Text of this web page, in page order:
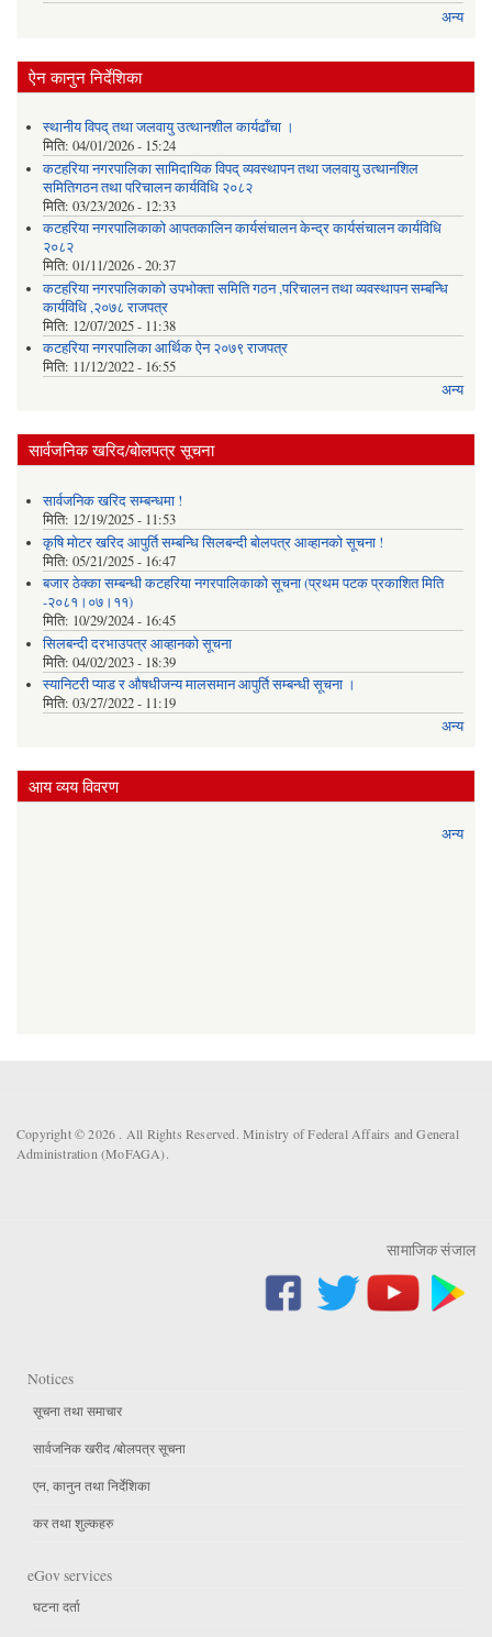
अन्य
ऐन कानुन निर्देशिका
स्थानीय विपद् तथा जलवायु उत्थानशील कार्यढाँचा ।
मिति: 04/01/2026 - 15:24
कटहरिया नगरपालिका सामिदायिक विपद् व्यवस्थापन तथा जलवायु उत्थानशिल
समितिगठन तथा परिचालन कार्यविधि २०८२
मिति: 03/23/2026 - 12:33
कटहरिया नगरपालिकाको आपतकालिन कार्यसंचालन केन्द्र कार्यसंचालन कार्यविधि
२०८२
मिति: 01/11/2026 - 20:37
कटहरिया नगरपालिकाको उपभोक्ता समिति गठन ,परिचालन तथा व्यवस्थापन सम्बन्धि
कार्यविधि ,२०७८ राजपत्र
मिति: 12/07/2025 - 11:38
कटहरिया नगरपालिका आर्थिक ऐन २०७९ राजपत्र
मिति: 11/12/2022 - 16:55
अन्य
सार्वजनिक खरिद/बोलपत्र सूचना
सार्वजनिक खरिद सम्बन्धमा !
मिति: 12/19/2025 - 11:53
कृषि मोटर खरिद आपुर्ति सम्बन्धि सिलबन्दी बोलपत्र आव्हानको सूचना !
मिति: 05/21/2025 - 16:47
बजार ठेक्का सम्बन्धी कटहरिया नगरपालिकाको सूचना (प्रथम पटक प्रकाशित मिति
-२०८१।०७।११)
मिति: 10/29/2024 - 16:45
सिलबन्दी दरभाउपत्र आव्हानको सूचना
मिति: 04/02/2023 - 18:39
स्यानिटरी प्याड र ‌औषधीजन्य मालसमान आपुर्ति सम्बन्धी सूचना ।
मिति: 03/27/2022 - 11:19
अन्य
आय व्यय विवरण
अन्य
Copyright © 2026 . All Rights Reserved. Ministry of Federal Affairs and General
Administration (MoFAGA).
सामाजिक संजाल
Notices
सूचना तथा समाचार
सार्वजनिक खरीद /बोलपत्र सूचना
एन, कानुन तथा निर्देशिका
कर तथा शुल्कहरु
eGov services
घटना दर्ता